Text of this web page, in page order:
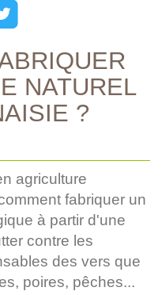
NATUREL
?
agriculture
fabriquer un
à partir d'une
contre les
des vers que
poires, pêches...